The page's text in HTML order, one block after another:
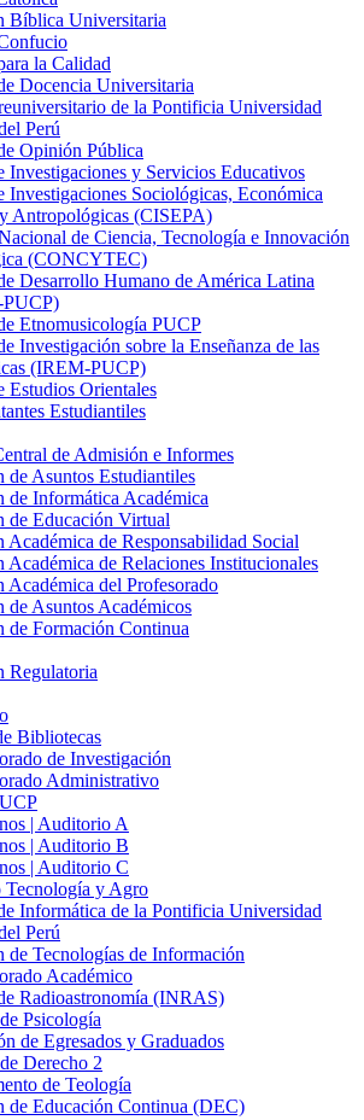
Bíblica Universitaria
la Calidad
Docencia Universitaria
de la Pontificia Universidad
Perú
Opinión Pública
Investigaciones y Servicios Educativos
Investigaciones Sociológicas, Económica
Antropológicas (CISEPA)
de Ciencia, Tecnología e Innovación
(CONCYTEC)
Desarrollo Humano de América Latina
Etnomusicología PUCP
Investigación sobre la Enseñanza de las
(IREM-PUCP)
Estudios Orientales
Estudiantiles
de Admisión e Informes
de Asuntos Estudiantiles
de Informática Académica
de Educación Virtual
Académica de Responsabilidad Social
Académica de Relaciones Institucionales
Académica del Profesorado
de Asuntos Académicos
de Formación Continua
Regulatoria
Bibliotecas
de Investigación
Administrativo
| Auditorio A
| Auditorio B
| Auditorio C
Tecnología y Agro
Informática de la Pontificia Universidad
Perú
de Tecnologías de Información
Académico
Radioastronomía (INRAS)
Psicología
de Egresados y Graduados
Derecho 2
de Teología
de Educación Continua (DEC)